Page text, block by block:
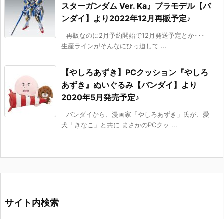
スターガンダム Ver. Ka』プラモデル【バ
ンダイ】より2022年12月再販予定♪
再販なのに2月予約開始で12月発送予定とか･･･
生産ラインがそんなにひっ迫して ...
【やしろあずき】PCクッション『やしろ
あずき』ぬいぐるみ【バンダイ】より
2020年5月発売予定♪
バンダイから、漫画家「やしろあずき」氏が、愛
犬「きなこ」と共に まさかのPCクッ ...
サイト内検索